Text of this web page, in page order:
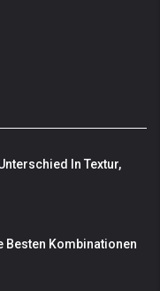
In Textur,
Besten Kombinationen